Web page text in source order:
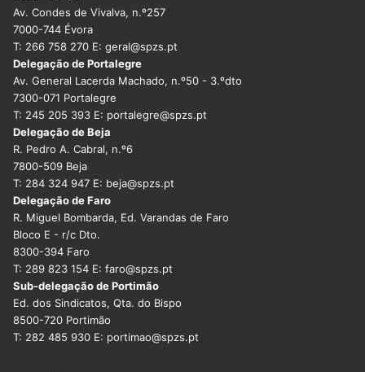
Av. Condes de Vivalva, n.º257
7000-744 Évora
T: 266 758 270 E: geral@spzs.pt
Delegação de Portalegre
Av. General Lacerda Machado, n.º50 - 3.ºdto
7300-071 Portalegre
T: 245 205 393 E: portalegre@spzs.pt
Delegação de Beja
R. Pedro A. Cabral, n.º6
7800-509 Beja
T: 284 324 947 E: beja@spzs.pt
Delegação de Faro
R. Miguel Bombarda, Ed. Varandas de Faro
Bloco E - r/c Dto.
8300-394 Faro
T: 289 823 154 E: faro@spzs.pt
Sub-delegação de Portimão
Ed. dos Sindicatos, Qta. do Bispo
8500-720 Portimão
T: 282 485 930 E: portimao@spzs.pt